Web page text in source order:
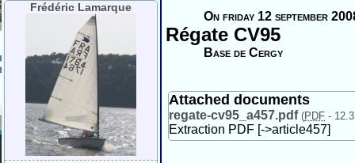
Frédéric Lamarque
On friday 12 september
Régate CV95
Base de Cergy
Attached documents
regate-cv95_a457.pdf (PDF -
Extraction PDF [->article457]